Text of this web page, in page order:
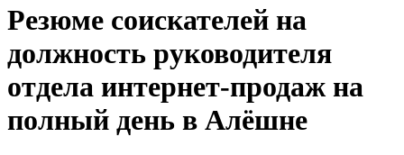
Резюме соискателей на
должность руководителя
отдела интернет-продаж на
полный день в Алёшне